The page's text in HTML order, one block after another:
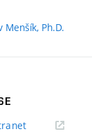
Menšík, Ph.D.
(externí